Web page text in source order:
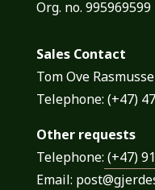
Org. no. 995969599
Sales Contact
Tom Ove
Telephone: (+47)
Other requests
Telephone: (+47)
Email: